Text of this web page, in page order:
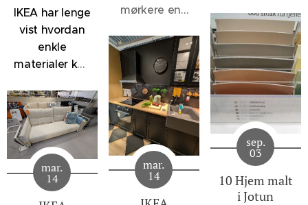
IKEA har lenge
vist hvordan
enkle
materialer kan
for å skape
kjøkken som
føles både
moderne og
innbydende.
Denne
løsningen
mørkere enn
Soothing
Beige og 1140
Sand, men
lysere enn
klassikerne
1929
Muskatnøtt og
1623
Marrakesh.
Disse fargene
Sand, men vil
oppleves et
snev mer
dempet, - et
svakt slør av
noe sortaktig
brer seg over
fargen. 12075
Soothing
Beige er flott
til en rekke
mar.
14
mar.
14
sep.
03
10 Hjem malt
i Jotun